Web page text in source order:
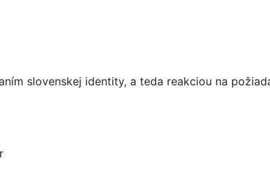
slovenskej identity, a teda reakciou na